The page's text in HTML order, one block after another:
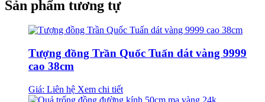
Sản phẩm tương tự
Tượng đồng Trần Quốc Tuấn dát vàng 9999
cao 38cm
Giá: Liên hệ Xem chi tiết